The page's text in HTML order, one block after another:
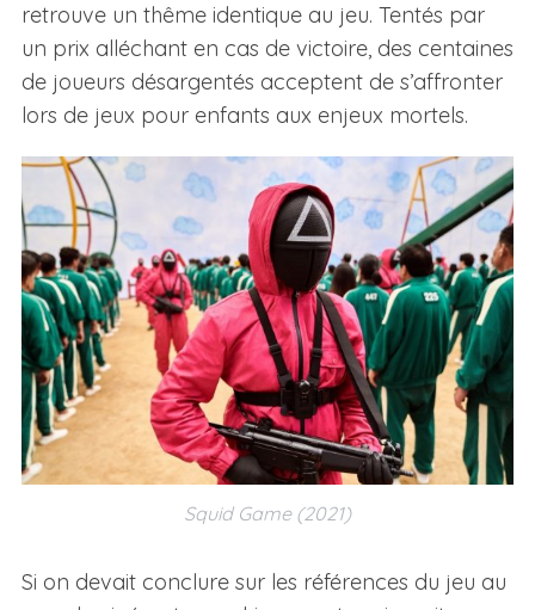
retrouve un thême identique au jeu. Tentés par
un prix alléchant en cas de victoire, des centaines
de joueurs désargentés acceptent de s’affronter
lors de jeux pour enfants aux enjeux mortels.
Squid Game (2021)
Si on devait conclure sur les références du jeu au